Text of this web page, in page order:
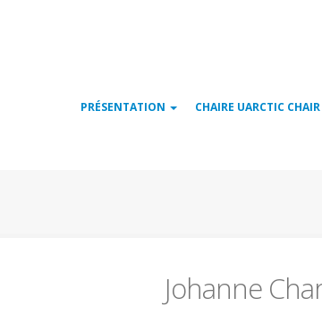
Navigation
PRÉSENTATION CHAIRE UARCTIC CHAIR
Johanne